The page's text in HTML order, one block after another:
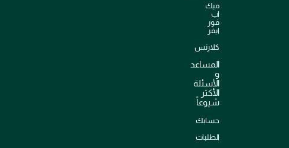
ميك
اب
فور
ايفر
كلارنس
المساعد
و
الأسئلة
الأكثر
شيوعاً
حسابك
الطلبات